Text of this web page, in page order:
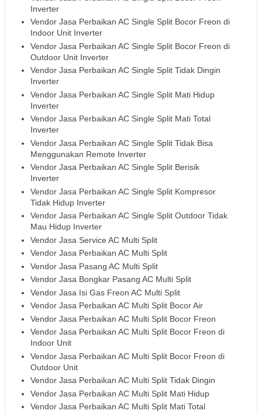
Inverter
Vendor Jasa Perbaikan AC Single Split Bocor Freon di
Indoor Unit Inverter
Vendor Jasa Perbaikan AC Single Split Bocor Freon di
Outdoor Unit Inverter
Vendor Jasa Perbaikan AC Single Split Tidak Dingin
Inverter
Vendor Jasa Perbaikan AC Single Split Mati Hidup
Inverter
Vendor Jasa Perbaikan AC Single Split Mati Total
Inverter
Vendor Jasa Perbaikan AC Single Split Tidak Bisa
Menggunakan Remote Inverter
Vendor Jasa Perbaikan AC Single Split Berisik
Inverter
Vendor Jasa Perbaikan AC Single Split Kompresor
Tidak Hidup Inverter
Vendor Jasa Perbaikan AC Single Split Outdoor Tidak
Mau Hidup Inverter
Vendor Jasa Service AC Multi Split
Vendor Jasa Perbaikan AC Multi Split
Vendor Jasa Pasang AC Multi Split
Vendor Jasa Bongkar Pasang AC Multi Split
Vendor Jasa Isi Gas Freon AC Multi Split
Vendor Jasa Perbaikan AC Multi Split Bocor Air
Vendor Jasa Perbaikan AC Multi Split Bocor Freon
Vendor Jasa Perbaikan AC Multi Split Bocor Freon di
Indoor Unit
Vendor Jasa Perbaikan AC Multi Split Bocor Freon di
Outdoor Unit
Vendor Jasa Perbaikan AC Multi Split Tidak Dingin
Vendor Jasa Perbaikan AC Multi Split Mati Hidup
Vendor Jasa Perbaikan AC Multi Split Mati Total